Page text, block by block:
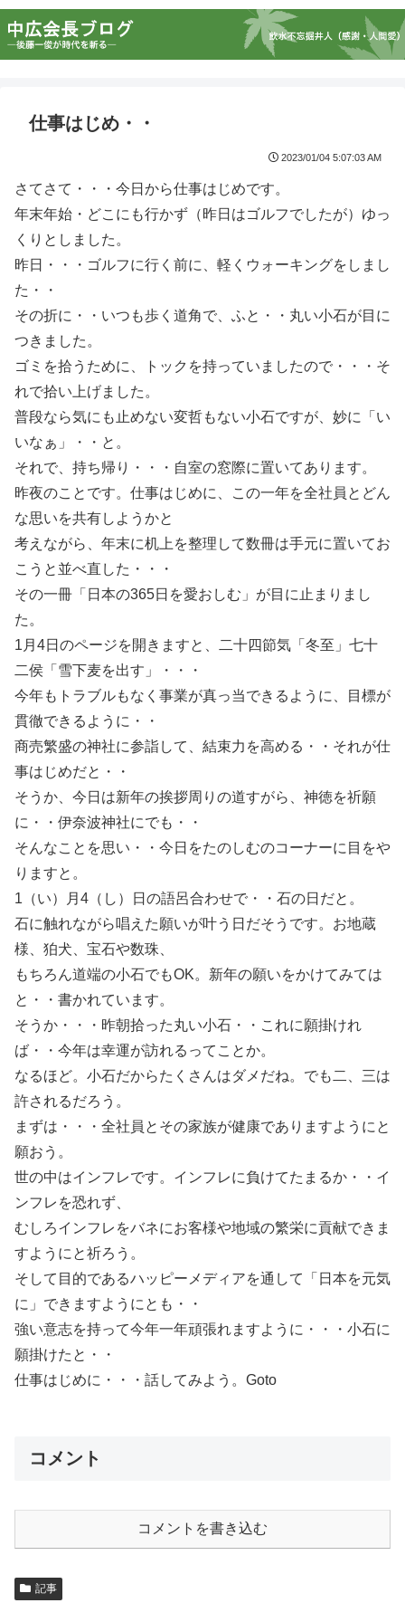
仕事はじめ・・
2023/01/04 5:07:03 AM
さてさて・・・今日から仕事はじめです。
年末年始・どこにも行かず（昨日はゴルフでしたが）ゆっ
くりとしました。
昨日・・・ゴルフに行く前に、軽くウォーキングをしまし
た・・
その折に・・いつも歩く道角で、ふと・・丸い小石が目に
つきました。
ゴミを拾うために、トックを持っていましたので・・・そ
れで拾い上げました。
普段なら気にも止めない変哲もない小石ですが、妙に「い
いなぁ」・・と。
それで、持ち帰り・・・自室の窓際に置いてあります。
昨夜のことです。仕事はじめに、この一年を全社員とどん
な思いを共有しようかと
考えながら、年末に机上を整理して数冊は手元に置いてお
こうと並べ直した・・・
その一冊「日本の365日を愛おしむ」が目に止まりまし
た。
1月4日のページを開きますと、二十四節気「冬至」七十
二侯「雪下麦を出す」・・・
今年もトラブルもなく事業が真っ当できるように、目標が
貫徹できるように・・
商売繁盛の神社に参詣して、結束力を高める・・それが仕
事はじめだと・・
そうか、今日は新年の挨拶周りの道すがら、神徳を祈願
に・・伊奈波神社にでも・・
そんなことを思い・・今日をたのしむのコーナーに目をや
りますと。
1（い）月4（し）日の語呂合わせで・・石の日だと。
石に触れながら唱えた願いが叶う日だそうです。お地蔵
様、狛犬、宝石や数珠、
もちろん道端の小石でもOK。新年の願いをかけてみては
と・・書かれています。
そうか・・・昨朝拾った丸い小石・・これに願掛けれ
ば・・今年は幸運が訪れるってことか。
なるほど。小石だからたくさんはダメだね。でも二、三は
許されるだろう。
まずは・・・全社員とその家族が健康でありますようにと
願おう。
世の中はインフレです。インフレに負けてたまるか・・イ
ンフレを恐れず、
むしろインフレをバネにお客様や地域の繁栄に貢献できま
すようにと祈ろう。
そして目的であるハッピーメディアを通して「日本を元気
に」できますようにとも・・
強い意志を持って今年一年頑張れますように・・・小石に
願掛けたと・・
仕事はじめに・・・話してみよう。Goto
コメント
コメントを書き込む
記事